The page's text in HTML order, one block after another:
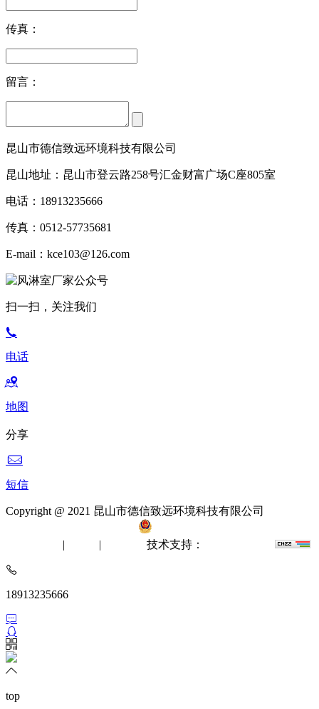
传真：
留言：
昆山市德信致远环境科技有限公司
昆山地址：昆山市登云路258号汇金财富广场C座805室
电话：18913235666
传真：0512-57735681
E-mail：kce103@126.com
扫一扫，关注我们
电话
地图
分享
短信
Copyright @ 2021 昆山市德信致远环境科技有限公司
| | 技术支持：
18913235666
top